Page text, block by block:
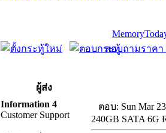
สอบถามราคา
ผู้ส่ง
Information 4
Customer Support
ตอบ: Sun Mar
240GB SATA 6G